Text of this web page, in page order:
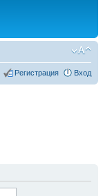
Регистрация Вход